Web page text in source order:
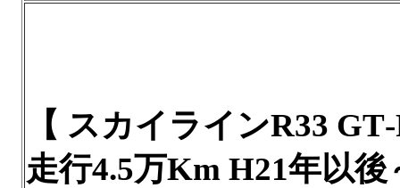
【 スカイラインR33
走行4.5万Km H21年以